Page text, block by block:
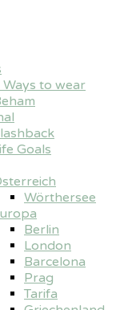
Ways to wear
Goals
Wörthersee
Berlin
London
Barcelona
Prag
Tarifa